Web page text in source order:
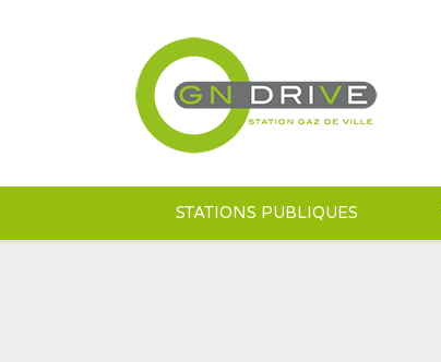
STATIONS PUBLIQUES